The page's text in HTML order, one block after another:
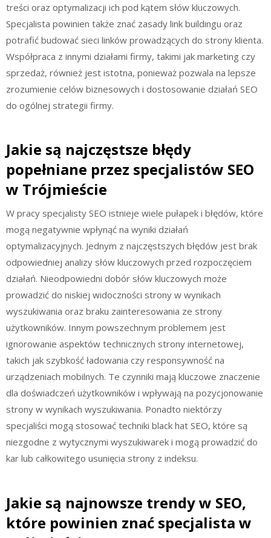
treści oraz optymalizacji ich pod kątem słów kluczowych.
Specjalista powinien także znać zasady link buildingu oraz
potrafić budować sieci linków prowadzących do strony klienta.
Współpraca z innymi działami firmy, takimi jak marketing czy
sprzedaż, również jest istotna, ponieważ pozwala na lepsze
zrozumienie celów biznesowych i dostosowanie działań SEO
do ogólnej strategii firmy.
Jakie są najczęstsze błędy
popełniane przez specjalistów SEO
w Trójmieście
W pracy specjalisty SEO istnieje wiele pułapek i błędów, które
mogą negatywnie wpłynąć na wyniki działań
optymalizacyjnych. Jednym z najczęstszych błędów jest brak
odpowiedniej analizy słów kluczowych przed rozpoczęciem
działań. Nieodpowiedni dobór słów kluczowych może
prowadzić do niskiej widoczności strony w wynikach
wyszukiwania oraz braku zainteresowania ze strony
użytkowników. Innym powszechnym problemem jest
ignorowanie aspektów technicznych strony internetowej,
takich jak szybkość ładowania czy responsywność na
urządzeniach mobilnych. Te czynniki mają kluczowe znaczenie
dla doświadczeń użytkowników i wpływają na pozycjonowanie
strony w wynikach wyszukiwania. Ponadto niektórzy
specjaliści mogą stosować techniki black hat SEO, które są
niezgodne z wytycznymi wyszukiwarek i mogą prowadzić do
kar lub całkowitego usunięcia strony z indeksu.
Jakie są najnowsze trendy w SEO,
które powinien znać specjalista w